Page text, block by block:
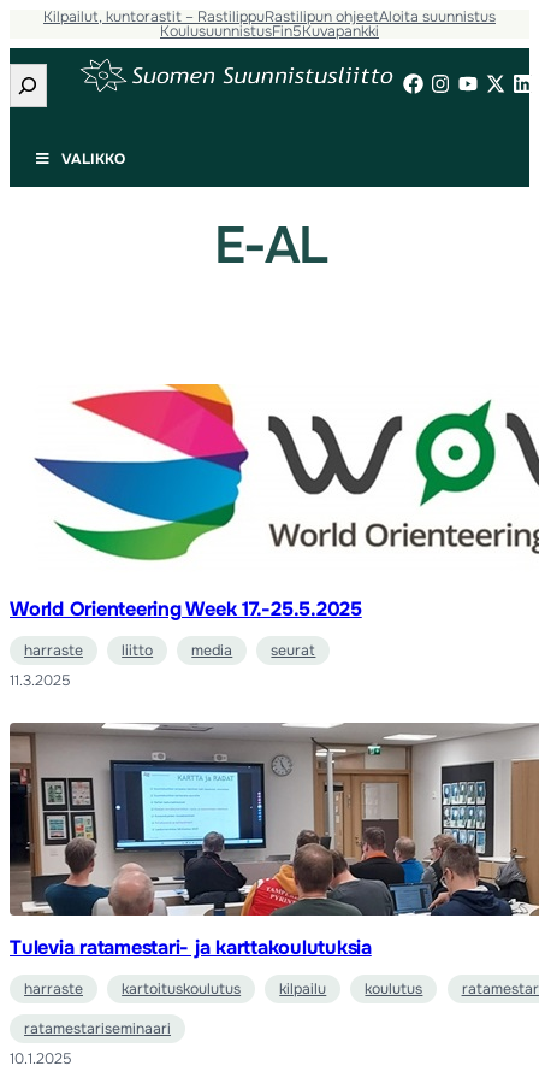
Siirry
sisältöön
Kilpailut, kuntorastit – RastilippuRastilipun ohjeetAloita suunnistus
KoulusuunnistusFin5Kuvapankki
Etsi
VALIKKO
E-AL
World Orienteering Week 17.-25.5.2025
harraste liitto media
seurat
11.3.2025
Tulevia ratamestari- ja karttakoulutuksia
harraste kartoituskoulutus kilpailu koulutus
ratamestariseminaari
10.1.2025